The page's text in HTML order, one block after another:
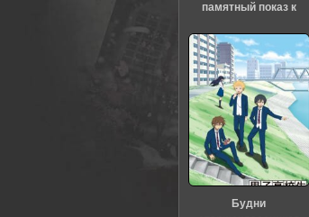
памятный показ к
«Евангелиона» (2026)
Будни